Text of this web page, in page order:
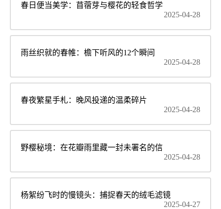
春日便当美学：苜蓿芽与樱花的轻食哲学
2025-04-28
雨丝织就的春帷：檐下听风的12个瞬间
2025-04-28
春夜繁星手札：晚风投递的温柔碎片
2025-04-28
野樱秘境：在花瓣雨里藏一封未署名的信
2025-04-28
杨絮纷飞时的慢镜头：捕捉春天的绒毛滤镜
2025-04-27